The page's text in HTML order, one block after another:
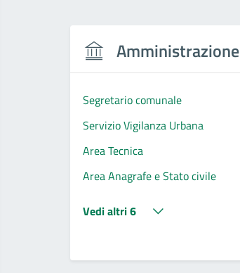
Amministrazione
Segretario comunale
Servizio Vigilanza Urbana
Area Tecnica
Area Anagrafe e Stato civile
Vedi altri 6